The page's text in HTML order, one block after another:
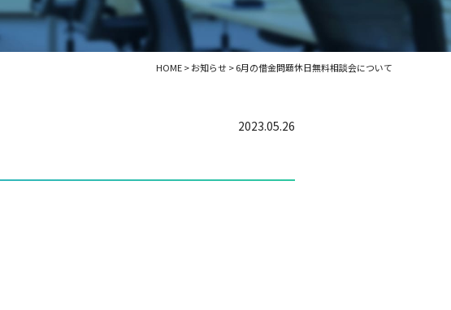
HOME>お知らせ >6月の借金問題休日無料相談会について
2023.05.26